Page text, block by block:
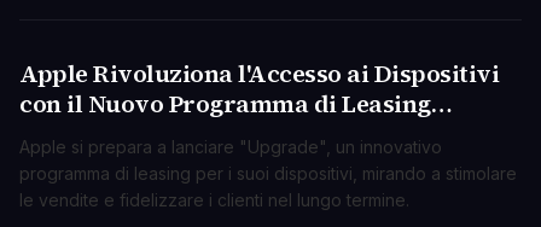
TECNOLOGIA
Apple Rivoluziona l'Accesso ai Dispositivi
con il Nuovo Programma di Leasing
"Upgrade"
Apple si prepara a lanciare "Upgrade", un innovativo
programma di leasing per i suoi dispositivi, mirando a stimolare
le vendite e fidelizzare i clienti nel lungo termine.